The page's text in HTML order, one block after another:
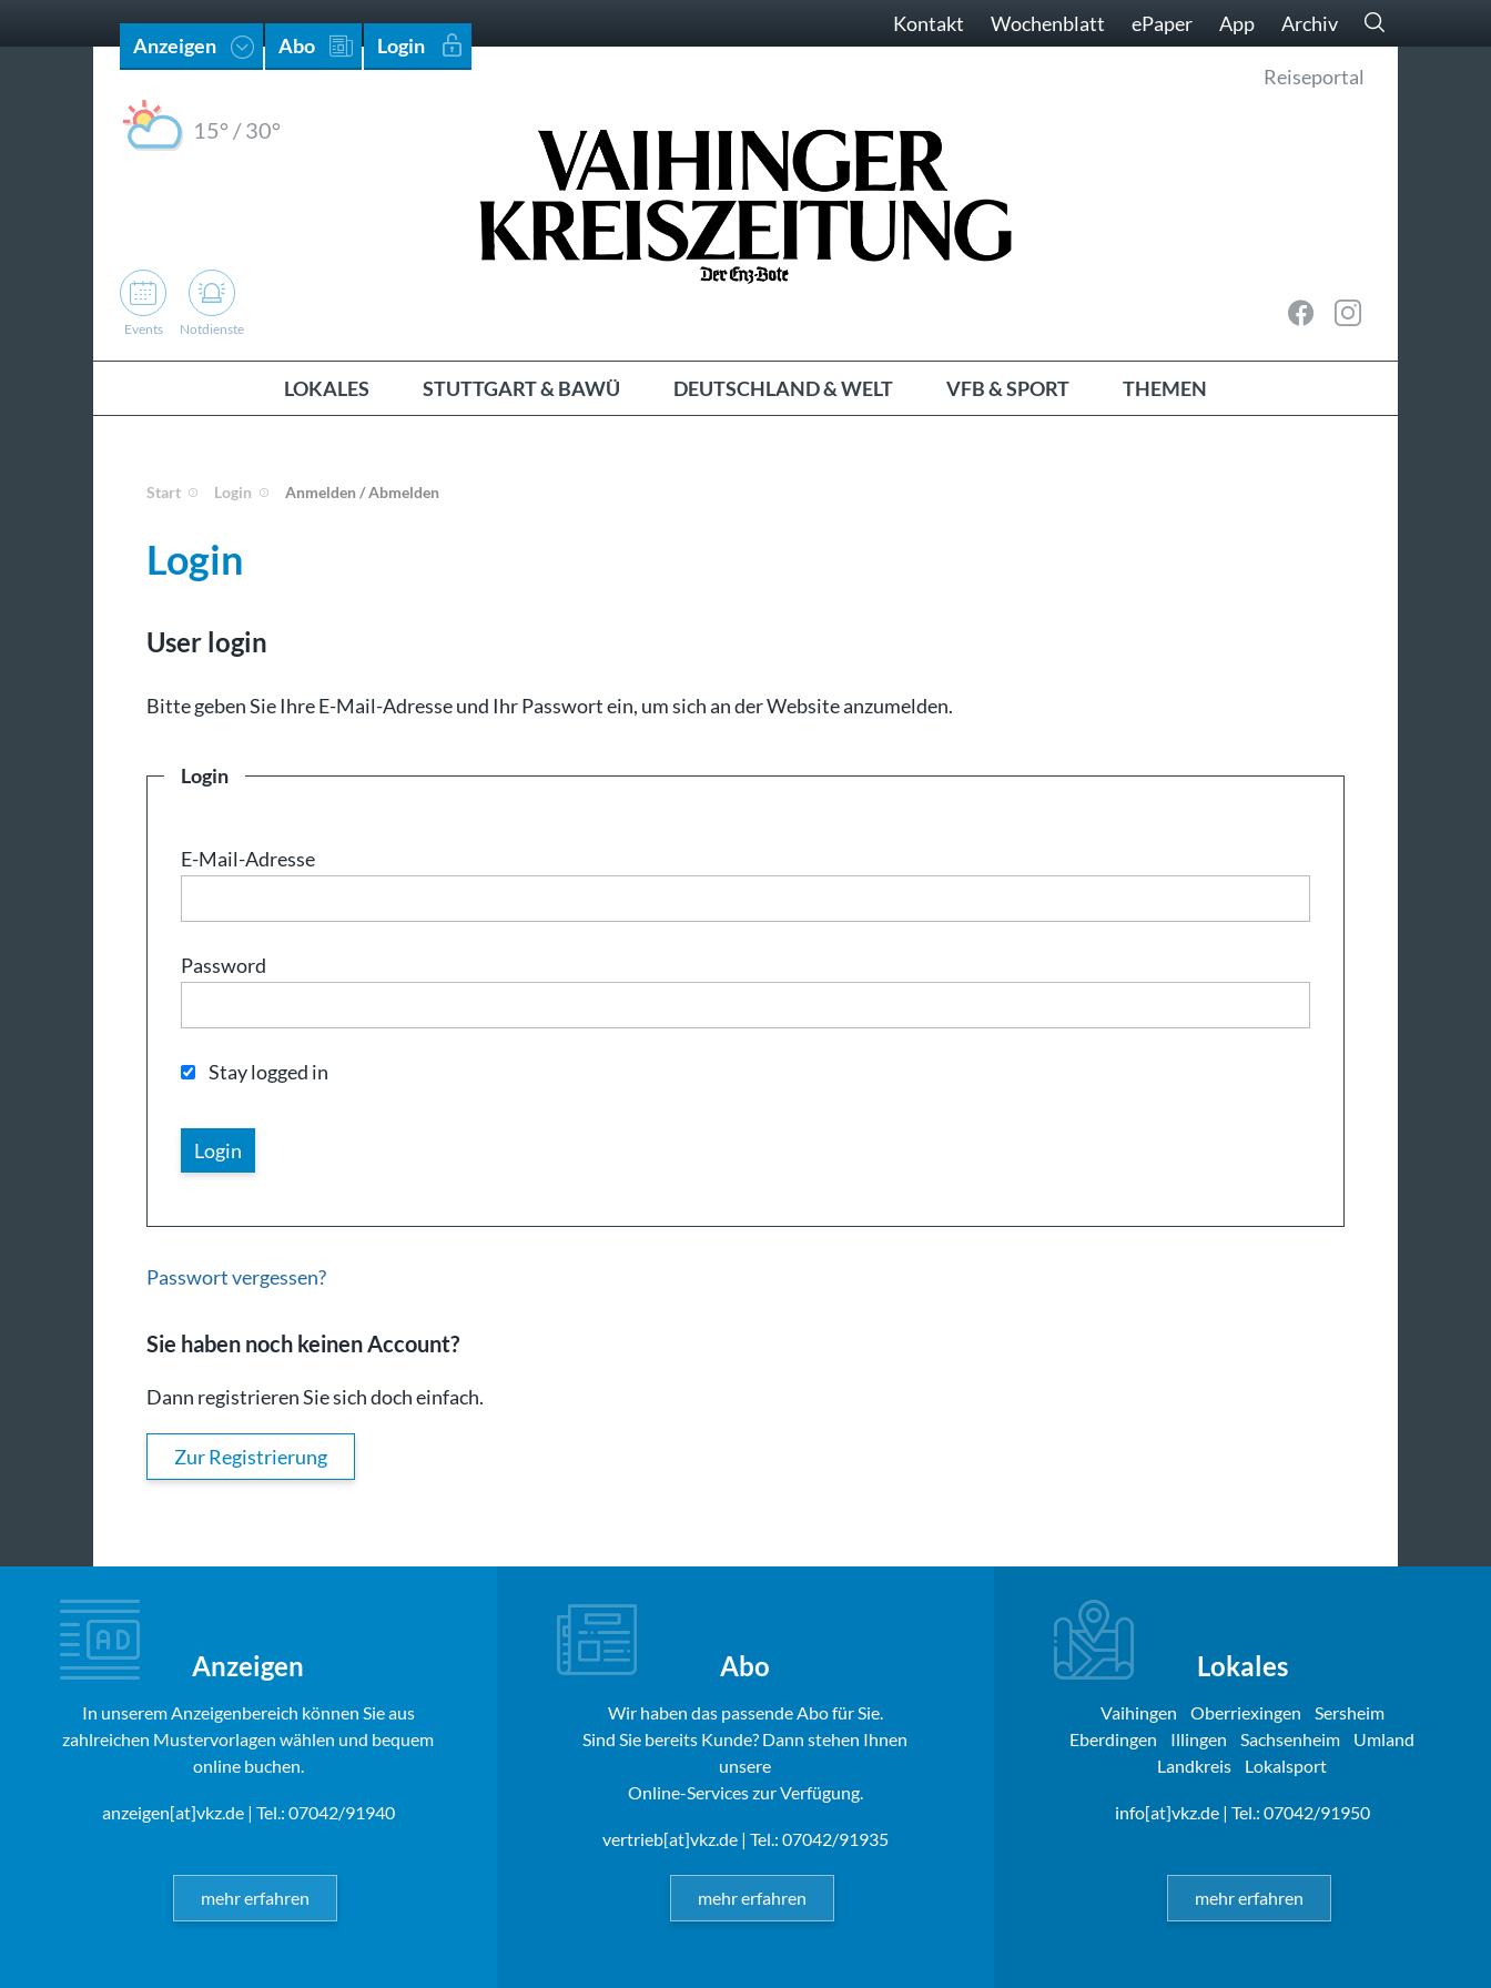
Anzeigen Abo Login
Kontakt Wochenblatt ePaper App Archiv
15° /30°
Reiseportal
Events Notdienste
LOKALES STUTTGART & BAWÜ DEUTSCHLAND & WELT VFB & SPORT THEMEN
Start Login Anmelden / Abmelden
Login
User login
Bit­te ge­ben Sie Ih­re E-Mail-Adresse und Ihr Pass­wort ein, um sich an der Web­site an­zu­mel­den.
Login
E-Mail-Adresse
Password
Stay logged in
Passwort vergessen?
Sie haben noch keinen Account?
Dann registrieren Sie sich doch einfach.
Zur Registrierung
Anzeigen
In unserem Anzeigenbereich können Sie aus
zahlreichen Mustervorlagen wählen und bequem
online buchen.
anzeigen[at]vkz.de| Tel.: 07042/91940
mehr erfahren
Abo
Wir haben das passende Abo für Sie.
Sind Sie bereits Kunde? Dann stehen Ihnen
unsere
Online-Services zur Verfügung.
vertrieb[at]vkz.de| Tel.: 07042/91935
mehr erfahren
Lokales
Vaihingen Oberriexingen
Sersheim
Eberdingen
Illingen Sachsenheim
Umland
Landkreis
Lokalsport
info[at]vkz.de| Tel.: 07042/91950
mehr erfahren